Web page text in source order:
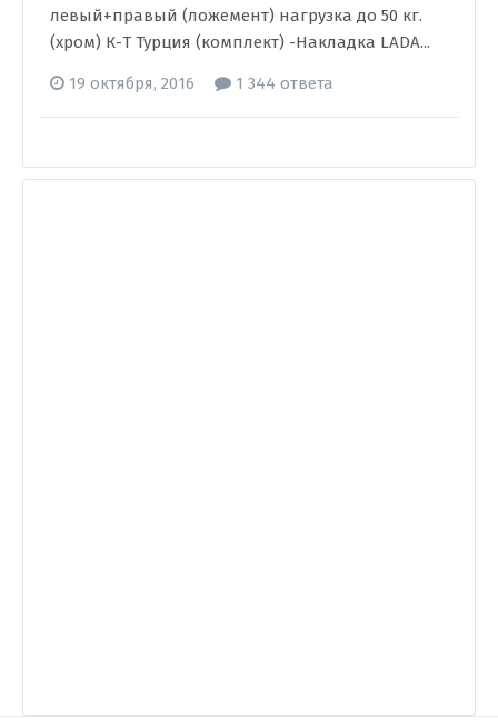
левый+правый (ложемент) нагрузка до 50 кг.
(хром) К-Т Турция (комплект) -Накладка LADA...
19 октября, 2016 1 344 ответа